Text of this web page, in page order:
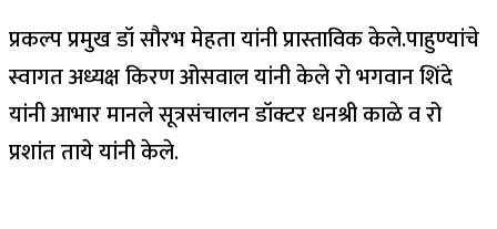
प्रकल्प प्रमुख डॉ सौरभ मेहता यांनी प्रास्ताविक केले.पाहुण्यांचे
स्वागत अध्यक्ष किरण ओसवाल यांनी केले रो भगवान शिंदे
यांनी आभार मानले सूत्रसंचालन डॉक्टर धनश्री काळे व रो
प्रशांत ताये यांनी केले.